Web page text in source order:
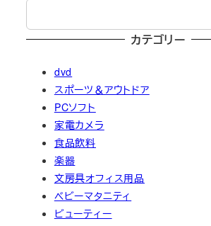
カテゴリー
dvd
スポーツ＆アウトドア
PCソフト
家電カメラ
食品飲料
楽器
文房具オフィス用品
ベビーマタニティ
ビューティー